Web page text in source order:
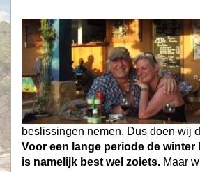
beslissingen nemen. Dus doen wij
Voor een lange periode de winter
is namelijk best wel zoiets. Maar